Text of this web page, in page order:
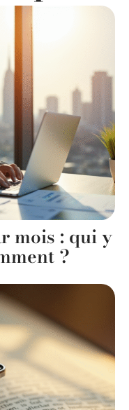
mois : qui y
?